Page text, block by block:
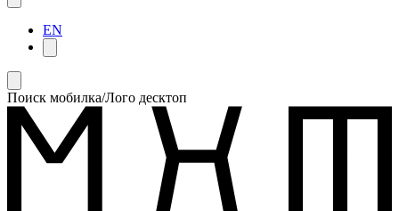
EN
Поиск мобилка/Лого десктоп